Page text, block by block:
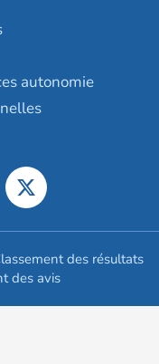
autonomie
des résultats
des avis